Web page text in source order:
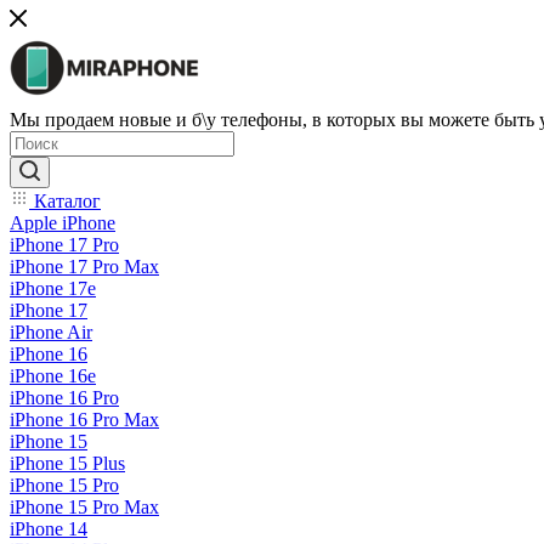
Мы продаем новые и б\у телефоны, в которых вы можете быть
Каталог
Apple iPhone
iPhone 17 Pro
iPhone 17 Pro Max
iPhone 17e
iPhone 17
iPhone Air
iPhone 16
iPhone 16e
iPhone 16 Pro
iPhone 16 Pro Max
iPhone 15
iPhone 15 Plus
iPhone 15 Pro
iPhone 15 Pro Max
iPhone 14